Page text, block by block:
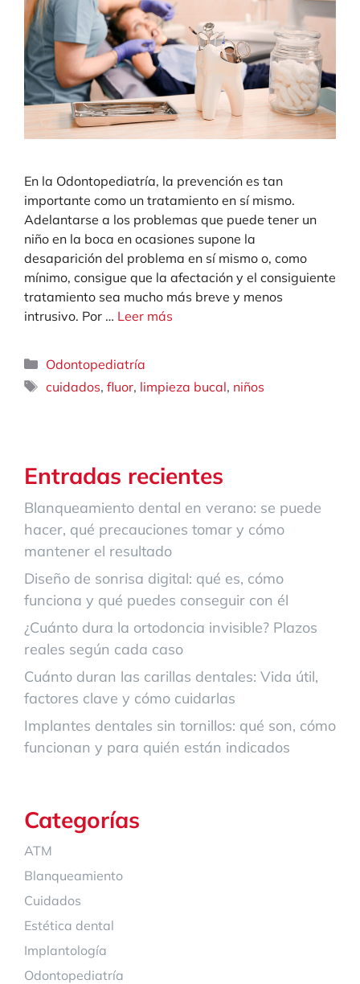
En la Odontopediatría, la prevención es tan
importante como un tratamiento en sí mismo.
Adelantarse a los problemas que puede tener un
niño en la boca en ocasiones supone la
desaparición del problema en sí mismo o, como
mínimo, consigue que la afectación y el consiguiente
tratamiento sea mucho más breve y menos
intrusivo. Por … Leer más
Categorías
Odontopediatría
Etiquetas
cuidados,fluor, limpieza bucal, niños
Entradas recientes
Blanqueamiento dental en verano: se puede
hacer, qué precauciones tomar y cómo
mantener el resultado
Diseño de sonrisa digital: qué es, cómo
funciona y qué puedes conseguir con él
¿Cuánto dura la ortodoncia invisible? Plazos
reales según cada caso
Cuánto duran las carillas dentales: Vida útil,
factores clave y cómo cuidarlas
Implantes dentales sin tornillos: qué son, cómo
funcionan y para quién están indicados
Categorías
ATM
Blanqueamiento
Cuidados
Estética dental
Implantología
Odontopediatría